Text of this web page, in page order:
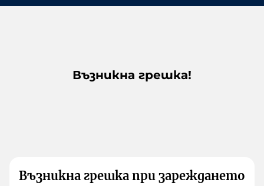
Възникна грешка!
Възникна грешка при зареждането